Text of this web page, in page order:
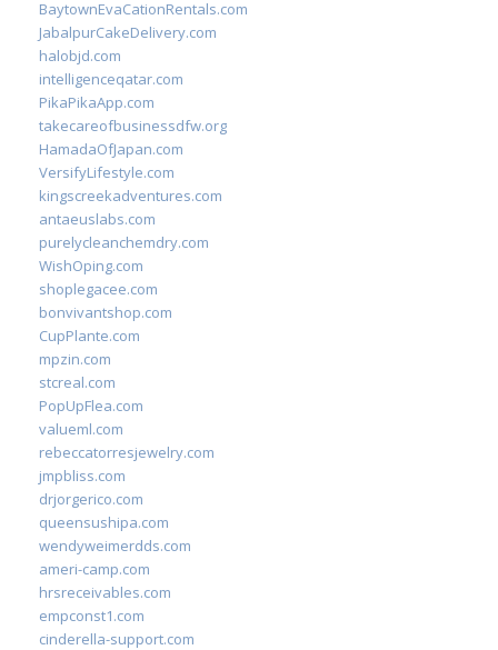
BaytownEvaCationRentals.com
JabalpurCakeDelivery.com
halobjd.com
intelligenceqatar.com
PikaPikaApp.com
takecareofbusinessdfw.org
HamadaOfJapan.com
VersifyLifestyle.com
kingscreekadventures.com
antaeuslabs.com
purelycleanchemdry.com
WishOping.com
shoplegacee.com
bonvivantshop.com
CupPlante.com
mpzin.com
stcreal.com
PopUpFlea.com
valueml.com
rebeccatorresjewelry.com
jmpbliss.com
drjorgerico.com
queensushipa.com
wendyweimerdds.com
ameri-camp.com
hrsreceivables.com
empconst1.com
cinderella-support.com